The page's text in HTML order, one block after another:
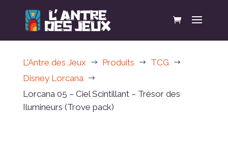
L'Antre des Jeux $ Produits $ TCG $
Disney Lorcana $
Lorcana 05 – Ciel Scintillant – Trésor des
Ilumineurs (Trove pack)